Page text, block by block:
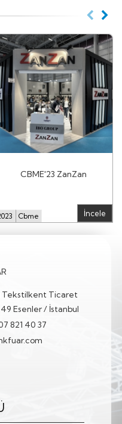
CBME'23 ZanZan
Cbme İncele
Tekstilkent Ticaret
Esenler / İstanbul
821 40 37